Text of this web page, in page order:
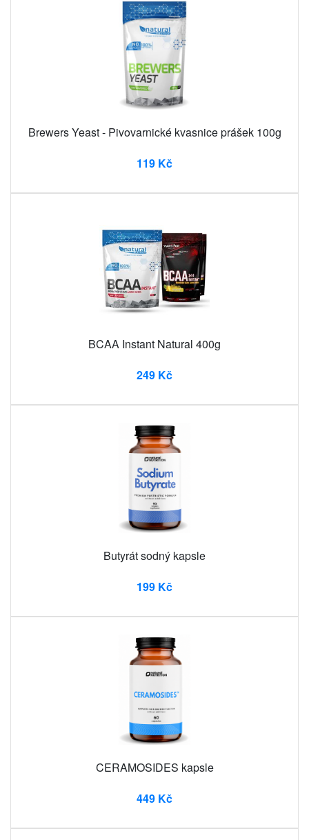
Brewers Yeast - Pivovarnické kvasnice prášek 100g
119 Kč
BCAA Instant Natural 400g
249 Kč
Butyrát sodný kapsle
199 Kč
CERAMOSIDES kapsle
449 Kč